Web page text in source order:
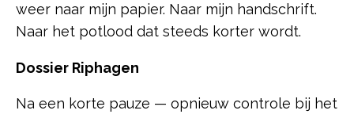
weer naar mijn papier. Naar mijn handschrift.
Naar het potlood dat steeds korter wordt.
Dossier Riphagen
Na een korte pauze — opnieuw controle bij het